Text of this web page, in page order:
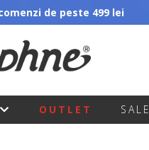
de peste 499 lei
OUTLET SALE